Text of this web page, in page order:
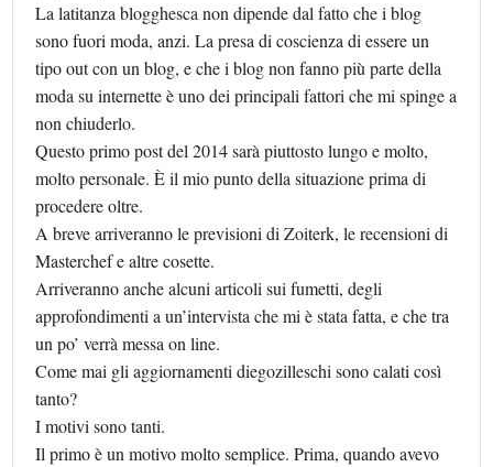
La latitanza blogghesca non dipende dal fatto che i blog
sono fuori moda, anzi. La presa di coscienza di essere un
tipo out con un blog, e che i blog non fanno più parte della
moda su internette è uno dei principali fattori che mi spinge a
non chiuderlo.
Questo primo post del 2014 sarà piuttosto lungo e molto,
molto personale. È il mio punto della situazione prima di
procedere oltre.
A breve arriveranno le previsioni di Zoiterk, le recensioni di
Masterchef e altre cosette.
Arriveranno anche alcuni articoli sui fumetti, degli
approfondimenti a un’intervista che mi è stata fatta, e che tra
un po’ verrà messa on line.
Come mai gli aggiornamenti diegozilleschi sono calati così
tanto?
I motivi sono tanti.
Il primo è un motivo molto semplice. Prima, quando avevo